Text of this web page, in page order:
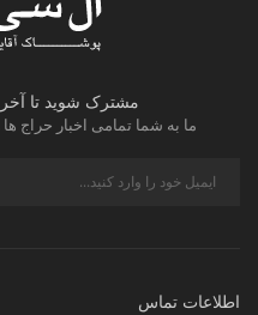
مشترک شوید تا
ما به شما تمامی اخبار حراج
اطلاعات تماس